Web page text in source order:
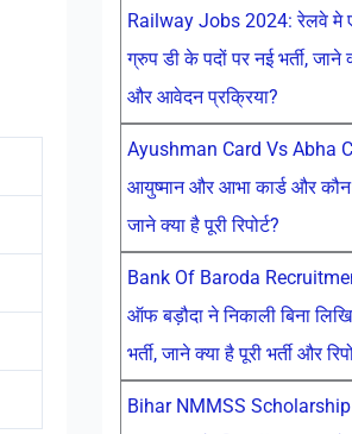
Railway Jobs 2024: रेलवे मे
ग्रुप डी के पदों पर नई भर्ती, जाने
और आवेदन प्रक्रिया?
Ayushman Card Vs Abha
आयुष्मान और आभा कार्ड और
जाने क्या है पूरी रिपोर्ट?
Bank Of Baroda
ऑफ बड़ौदा ने निकाली बिना
भर्ती, जाने क्या है पूरी भर्ती और
Bihar NMMSS Scholarship